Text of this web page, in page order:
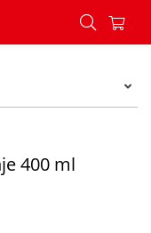
400 ml - Konzum
400 ml